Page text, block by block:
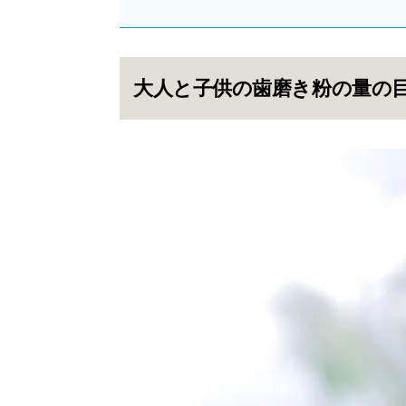
大人と子供の歯磨き粉の量の